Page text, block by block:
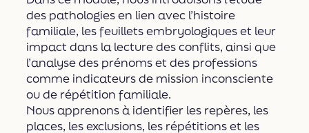
des pathologies en lien avec l’histoire
familiale, les feuillets embryologiques et leur
impact dans la lecture des conflits, ainsi que
l’analyse des prénoms et des professions
comme indicateurs de mission inconsciente
ou de répétition familiale.
Nous apprenons à identifier les repères, les
places, les exclusions, les répétitions et les